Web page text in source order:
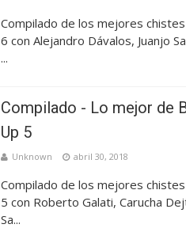
Compilado de los mejores
6 con Alejandro Dávalos, Juanjo
...
Compilado - Lo mejor de
Up 5
Unknown abril 30, 2018
Compilado de los mejores
5 con Roberto Galati, Carucha
Sa...